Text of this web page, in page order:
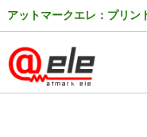
アットマークエレ：プリン